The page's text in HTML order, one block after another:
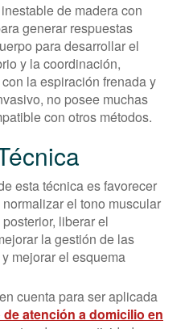
de madera con
generar respuestas
para desarrollar el
y la coordinación,
la espiración frenada y
no posee muchas
con otros métodos.
esta técnica es favorecer
el tono muscular
liberar el
la gestión de las
mejorar el esquema
cuenta para ser aplicada
atención a domicilio en